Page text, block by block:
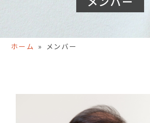
ホーム » メンバー